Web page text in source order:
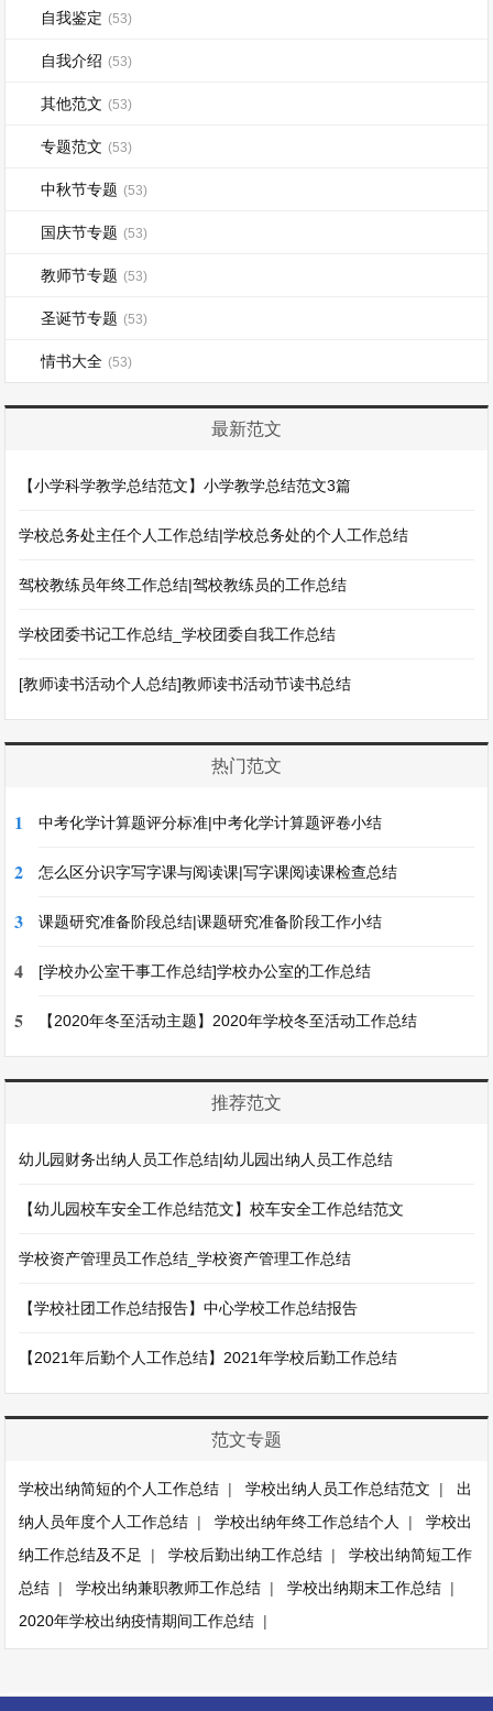
自我鉴定 (53)
自我介绍 (53)
其他范文 (53)
专题范文 (53)
中秋节专题 (53)
国庆节专题 (53)
教师节专题 (53)
圣诞节专题 (53)
情书大全 (53)
最新范文
【小学科学教学总结范文】小学教学总结范文3篇
学校总务处主任个人工作总结|学校总务处的个人工作总结
驾校教练员年终工作总结|驾校教练员的工作总结
学校团委书记工作总结_学校团委自我工作总结
[教师读书活动个人总结]教师读书活动节读书总结
热门范文
1 中考化学计算题评分标准|中考化学计算题评卷小结
2 怎么区分识字写字课与阅读课|写字课阅读课检查总结
3 课题研究准备阶段总结|课题研究准备阶段工作小结
4 [学校办公室干事工作总结]学校办公室的工作总结
5 【2020年冬至活动主题】2020年学校冬至活动工作总结
推荐范文
幼儿园财务出纳人员工作总结|幼儿园出纳人员工作总结
【幼儿园校车安全工作总结范文】校车安全工作总结范文
学校资产管理员工作总结_学校资产管理工作总结
【学校社团工作总结报告】中心学校工作总结报告
【2021年后勤个人工作总结】2021年学校后勤工作总结
范文专题
学校出纳简短的个人工作总结 |学校出纳人员工作总结范文 |出
纳人员年度个人工作总结 |学校出纳年终工作总结个人 |学校出
纳工作总结及不足
|学校后勤出纳工作总结 |学校出纳简短工作
总结 |学校出纳兼职教师工作总结 |学校出纳期末工作总结 |
2020年学校出纳疫情期间工作总结 |